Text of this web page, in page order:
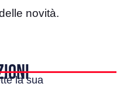
novità.
la sua